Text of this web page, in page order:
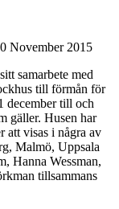
November 2015
samarbete med
till förmån för
december till och
gäller. Husen har
att visas i några av
Malmö, Uppsala
Hanna Wessman,
tillsammans